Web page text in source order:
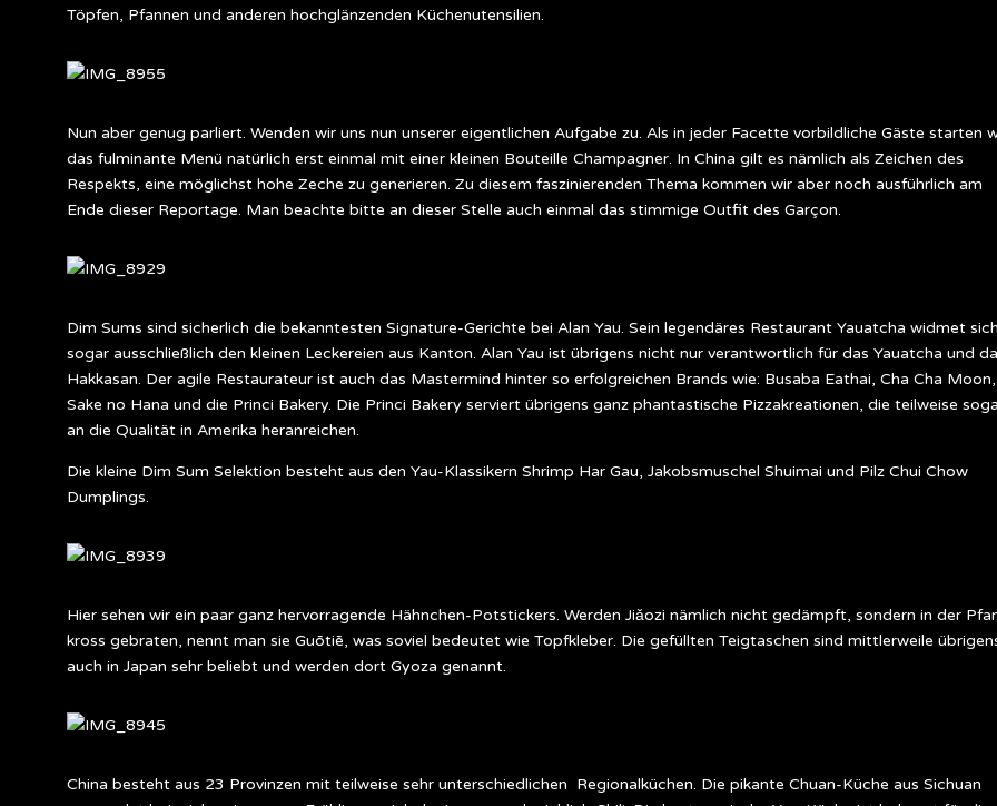
Töpfen, Pfannen und anderen hochglänzenden Küchenutensilien.
Nun aber genug parliert. Wenden wir uns nun unserer eigentlichen Aufgabe zu. Als in jeder Facette vorbildliche Gäste starten
das fulminante Menü natürlich erst einmal mit einer kleinen Bouteille Champagner. In China gilt es nämlich als Zeichen des
Respekts, eine möglichst hohe Zeche zu generieren. Zu diesem faszinierenden Thema kommen wir aber noch ausführlich am
Ende dieser Reportage. Man beachte bitte an dieser Stelle auch einmal das stimmige Outfit des Garçon.
Dim Sums sind sicherlich die bekanntesten Signature-Gerichte bei Alan Yau. Sein legendäres Restaurant Yauatcha widmet sich
sogar ausschließlich den kleinen Leckereien aus Kanton. Alan Yau ist übrigens nicht nur verantwortlich für das Yauatcha und
Hakkasan. Der agile Restaurateur ist auch das Mastermind hinter so erfolgreichen Brands wie: Busaba Eathai, Cha Cha Moon,
Sake no Hana und die Princi Bakery. Die Princi Bakery serviert übrigens ganz phantastische Pizzakreationen, die teilweise
an die Qualität in Amerika heranreichen.
Die kleine Dim Sum Selektion besteht aus den Yau-Klassikern Shrimp Har Gau, Jakobsmuschel Shuimai und Pilz Chui Chow
Dumplings.
Hier sehen wir ein paar ganz hervorragende Hähnchen-Potstickers. Werden Jiǎozi nämlich nicht gedämpft, sondern in der
kross gebraten, nennt man sie Guōtiē, was soviel bedeutet wie Topfkleber. Die gefüllten Teigtaschen sind mittlerweile
auch in Japan sehr beliebt und werden dort Gyoza genannt.
China besteht aus 23 Provinzen mit teilweise sehr unterschiedlichen Regionalküchen. Die pikante Chuan-Küche aus Sichuan